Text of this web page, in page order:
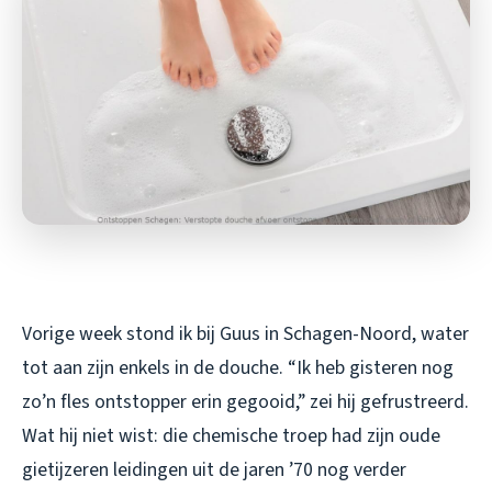
Vorige week stond ik bij Guus in Schagen-Noord, water
tot aan zijn enkels in de douche. “Ik heb gisteren nog
zo’n fles ontstopper erin gegooid,” zei hij gefrustreerd.
Wat hij niet wist: die chemische troep had zijn oude
gietijzeren leidingen uit de jaren ’70 nog verder